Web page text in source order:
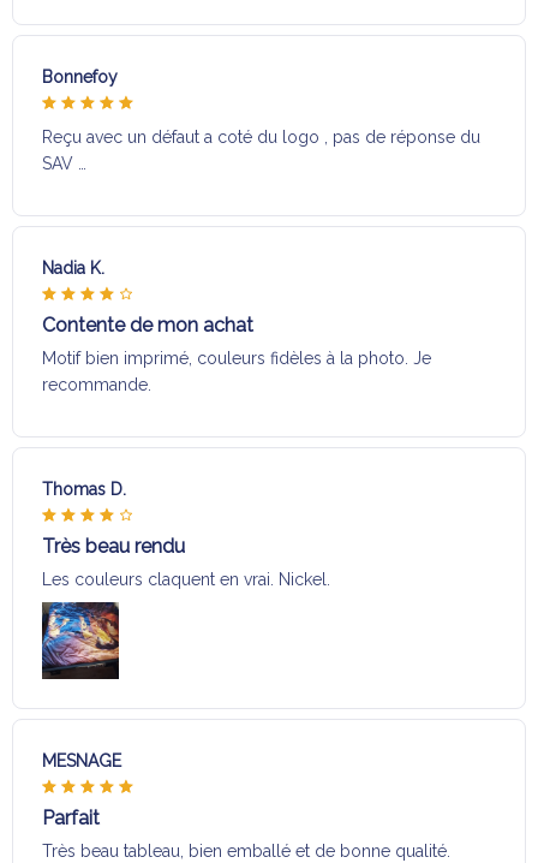
Bonnefoy
Reçu avec un défaut a coté du logo , pas de réponse du
SAV …
Nadia K.
Contente de mon achat
Motif bien imprimé, couleurs fidèles à la photo. Je
recommande.
Thomas D.
Très beau rendu
Les couleurs claquent en vrai. Nickel.
MESNAGE
Parfait
Très beau tableau, bien emballé et de bonne qualité.